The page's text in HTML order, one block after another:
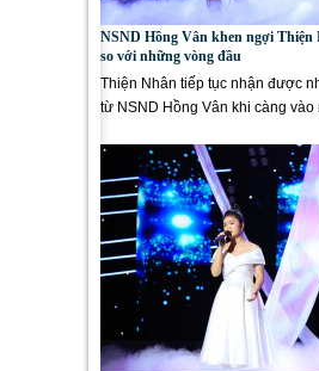
NSND Hồng Vân khen ngợi Thiện
so với những vòng đầu
Thiện Nhân tiếp tục nhận được
từ NSND Hồng Vân khi càng